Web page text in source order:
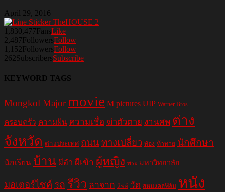
April 29, 2016
1,830,477FansLike
2,487FollowersFollow
1,152FollowersFollow
262SubscribersSubscribe
KEYWORD TAGS
Mongkol Majormovie M pictures UIP Warner Bros.
ครอบครัว ความฝัน ความเชื่อ ฆ่าตัวตาย งานศพ ต่าง
จังหวัด ต่างประเทศ ถนนทางเปลี่ยว ท้อง ท้าทาย นักศึกษา
นักเรียน บ้าน ผีอำ ผีเข้า ผู้หญิง พระ มหาวิทยาลัย
มอเตอร์ไซค์ รถ รีวิว ลาจาก ลิฟท์ วัด สหมงคลฟิล์ม หนัง